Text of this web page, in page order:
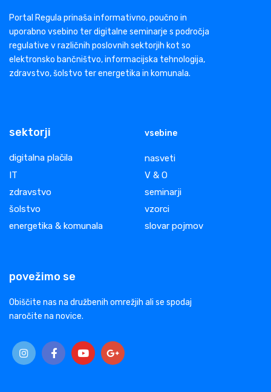
Portal Regula prinaša informativno, poučno in
uporabno vsebino ter digitalne seminarje s področja
regulative v različnih poslovnih sektorjih kot so
elektronsko bančništvo, informacijska tehnologija,
zdravstvo, šolstvo ter energetika in komunala.
sektorji
digitalna plačila
IT
zdravstvo
šolstvo
energetika & komunala
vsebine
nasveti
V & O
seminarji
vzorci
slovar pojmov
povežimo se
Obiščite nas na družbenih omrežjih ali se spodaj
naročite na novice.